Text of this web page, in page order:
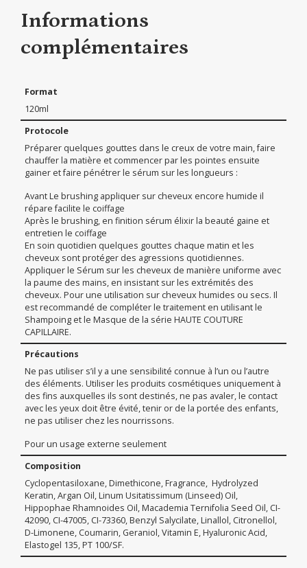
Informations
complémentaires
Format
120ml
Protocole
Préparer quelques gouttes dans le creux de votre main, faire
chauffer la matière et commencer par les pointes ensuite
gainer et faire pénétrer le sérum sur les longueurs :
Avant Le brushing appliquer sur cheveux encore humide il
répare facilite le coiffage
Après le brushing, en finition sérum élixir la beauté gaine et
entretien le coiffage
En soin quotidien quelques gouttes chaque matin et les
cheveux sont protéger des agressions quotidiennes.
Appliquer le Sérum sur les cheveux de manière uniforme avec
la paume des mains, en insistant sur les extrémités des
cheveux. Pour une utilisation sur cheveux humides ou secs. Il
est recommandé de compléter le traitement en utilisant le
Shampoing et le Masque de la série HAUTE COUTURE
CAPILLAIRE.
Précautions
Ne pas utiliser s’il y a une sensibilité connue à l’un ou l’autre
des éléments. Utiliser les produits cosmétiques uniquement à
des fins auxquelles ils sont destinés, ne pas avaler, le contact
avec les yeux doit être évité, tenir or de la portée des enfants,
ne pas utiliser chez les nourrissons.
Pour un usage externe seulement
Composition
Cyclopentasiloxane, Dimethicone, Fragrance, Hydrolyzed
Keratin, Argan Oil, Linum Usitatissimum (Linseed) Oil,
Hippophae Rhamnoides Oil, Macademia Ternifolia Seed Oil, CI-
42090, CI-47005, CI-73360, Benzyl Salycilate, Linallol, Citronellol,
D-Limonene, Coumarin, Geraniol, Vitamin E, Hyaluronic Acid,
Elastogel 135, PT 100/SF.